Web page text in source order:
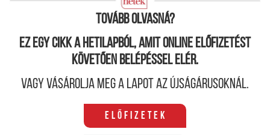
Tovább olvasná?
Ez egy cikk a hetilapból, amit online előfizetést
követően belépéssel elér.
Vagy vásárolja meg a lapot az újságárusoknál.
Előfizetek